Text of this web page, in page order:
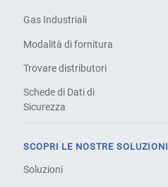
Gas Industriali
Modalità di fornitura
Trovare distributori
Schede di Dati di
Sicurezza
SCOPRI LE NOSTRE SOLUZIONI
Soluzioni